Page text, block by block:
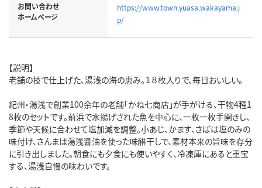
お問い合わせ
ホームページ
https://www.town.yuasa.wakayama.j
p/
【説明】
老舗の技で仕上げた、湯浅の海の恵み。１８枚入りで、毎日おいしい。
紀州・湯浅で創業100余年の老舗「かね七商店」が手がける、干物4種1
8枚のセットです。前浜で水揚げされた魚を中心に、一枚一枚手開きし、
季節や天候に合わせて塩加減を調整。小あじ、かます、さばは塩のみの
味付け、さんまは湯浅醤油を使った味醂干しで、素材本来の旨味を存分
に引き出しました。朝食にも夕食にも使いやすく、冷凍庫にあると重宝
する、湯浅自慢の味わいです。